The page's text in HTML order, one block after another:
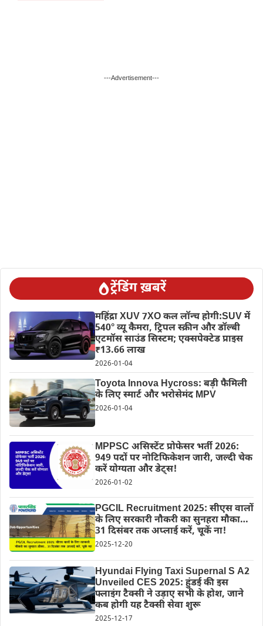
---Advertisement---
ट्रेंडिंग ख़बरें
महिंद्रा XUV 7XO कल लॉन्च होगी:SUV में
540° व्यू कैमरा, ट्रिपल स्क्रीन और डॉल्बी
एटमॉस साउंड सिस्टम; एक्सपेक्टेड प्राइस
₹13.66 लाख
2026-01-04
Toyota Innova Hycross: बड़ी फैमिली
के लिए स्मार्ट और भरोसेमंद MPV
2026-01-04
MPPSC असिस्टेंट प्रोफेसर भर्ती 2026:
949 पदों पर नोटिफिकेशन जारी, जल्दी चेक
करें योग्यता और डेट्स!
2026-01-02
PGCIL Recruitment 2025: सीएस वालों
के लिए सरकारी नौकरी का सुनहरा मौका…
31 दिसंबर तक अप्लाई करें, चूकें ना!
2025-12-20
Hyundai Flying Taxi Supernal S A2
Unveiled CES 2025: हुंडई की इस
फ्लाइंग टैक्सी ने उड़ाए सभी के होश, जाने
कब होगी यह टैक्सी सेवा शुरू
2025-12-17